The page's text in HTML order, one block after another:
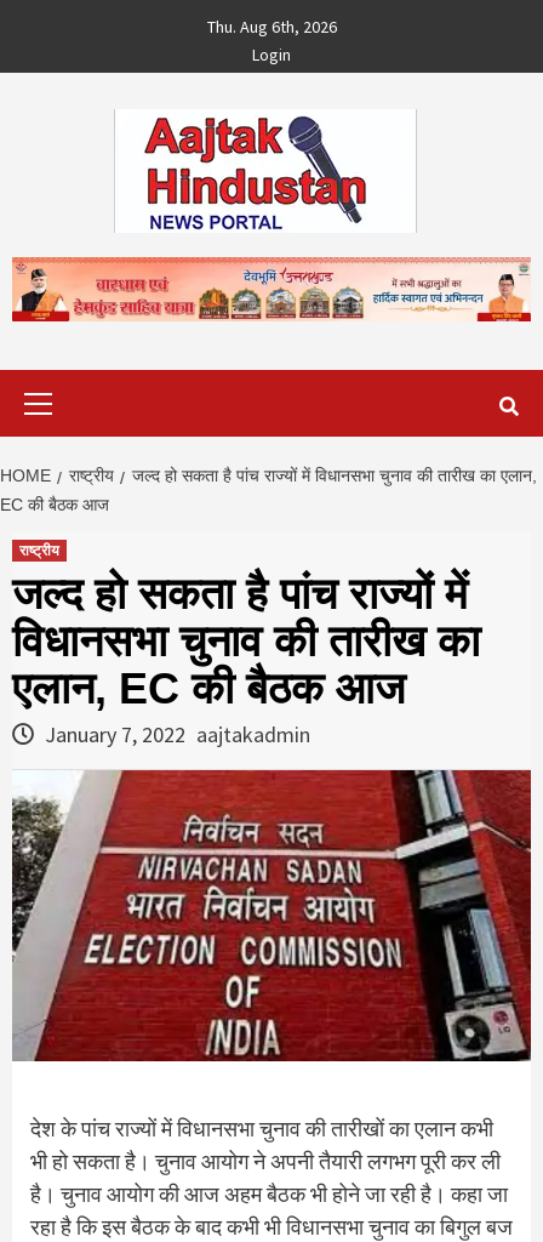
content
Thu. Aug 6th, 2026
Login
HOME राष्ट्रीय
जल्द हो सकता है पांच राज्यों में विधानसभा चुनाव की तारीख का एलान,
EC की बैठक आज
राष्ट्रीय
जल्द हो सकता है पांच राज्यों में
विधानसभा चुनाव की तारीख का
एलान, EC की बैठक आज
January 7, 2022 aajtakadmin
देश के पांच राज्यों में विधानसभा चुनाव की तारीखों का एलान कभी
भी हो सकता है। चुनाव आयोग ने अपनी तैयारी लगभग पूरी कर ली
है। चुनाव आयोग की आज अहम बैठक भी होने जा रही है। कहा जा
रहा है कि इस बैठक के बाद कभी भी विधानसभा चुनाव का बिगुल बज